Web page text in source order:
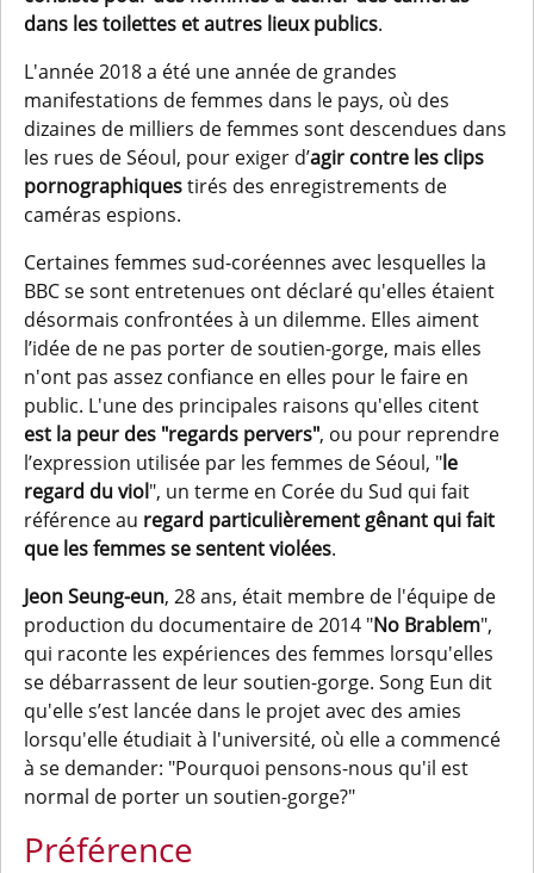
dans les toilettes et autres lieux publics.
L'année 2018 a été une année de grandes
manifestations de femmes dans le pays, où des
dizaines de milliers de femmes sont descendues dans
les rues de Séoul, pour exiger d’agir contre les clips
pornographiquestirés des enregistrements de
caméras espions.
Certaines femmes sud-coréennes avec lesquelles la
BBC se sont entretenues ont déclaré qu'elles étaient
désormais confrontées à un dilemme. Elles aiment
l’idée de ne pas porter de soutien-gorge, mais elles
n'ont pas assez confiance en elles pour le faire en
public. L'une des principales raisons qu'elles citent
est la peur des "regards pervers", ou pour reprendre
l’expression utilisée par les femmes de Séoul, "le
regard du viol", un terme en Corée du Sud qui fait
référence au regard particulièrement gênant qui fait
que les femmes se sentent violées.
Jeon Seung-eun, 28 ans, était membre de l'équipe de
production du documentaire de 2014 "No Brablem",
qui raconte les expériences des femmes lorsqu'elles
se débarrassent de leur soutien-gorge. Song Eun dit
qu'elle s’est lancée dans le projet avec des amies
lorsqu'elle étudiait à l'université, où elle a commencé
à se demander: "Pourquoi pensons-nous qu'il est
normal de porter un soutien-gorge?"
Préférence